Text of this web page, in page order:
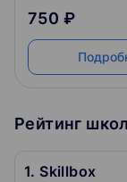
750 ₽
Рейтинг
1. Skillbox